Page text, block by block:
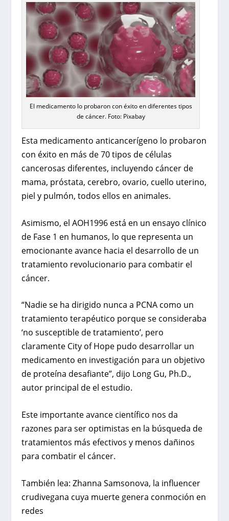
El medicamento lo probaron con éxito en diferentes tipos
de cáncer. Foto: Pixabay
Esta medicamento anticancerígeno lo probaron
con éxito en más de 70 tipos de células
cancerosas diferentes, incluyendo cáncer de
mama, próstata, cerebro, ovario, cuello uterino,
piel y pulmón, todos ellos en animales.
Asimismo, el AOH1996 está en un ensayo clínico
de Fase 1 en humanos, lo que representa un
emocionante avance hacia el desarrollo de un
tratamiento revolucionario para combatir el
cáncer.
“Nadie se ha dirigido nunca a PCNA como un
tratamiento terapéutico porque se consideraba
‘no susceptible de tratamiento’, pero
claramente City of Hope pudo desarrollar un
medicamento en investigación para un objetivo
de proteína desafiante”, dijo Long Gu, Ph.D.,
autor principal de el estudio.
Este importante avance científico nos da
razones para ser optimistas en la búsqueda de
tratamientos más efectivos y menos dañinos
para combatir el cáncer.
También lea:Zhanna Samsonova, la influencer
crudivegana cuya muerte genera conmoción en
redes